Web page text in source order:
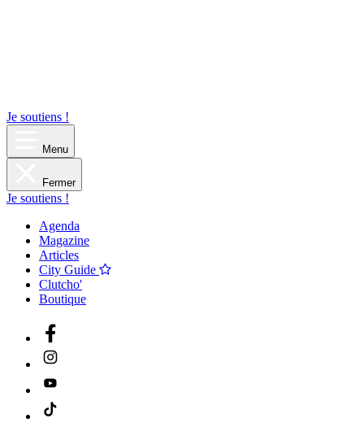
Je soutiens !
Menu
Fermer
Je soutiens !
Agenda
Magazine
Articles
City Guide
Clutcho'
Boutique